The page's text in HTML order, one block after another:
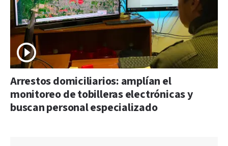
Arrestos domiciliarios: amplían el
monitoreo de tobilleras electrónicas y
buscan personal especializado